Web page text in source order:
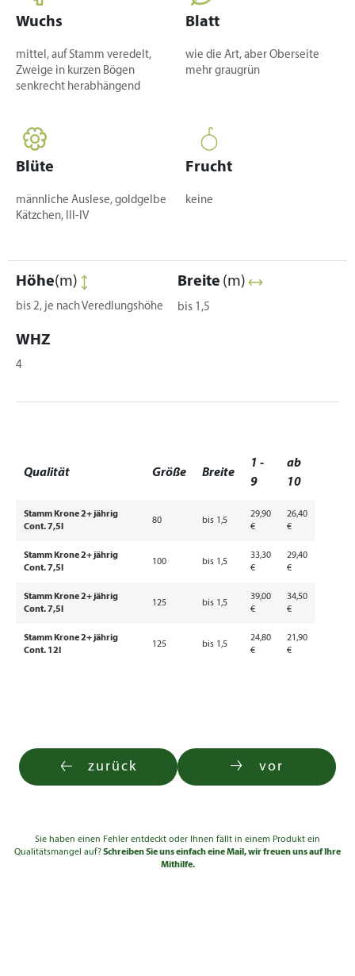
Wuchs
mittel, auf Stamm veredelt,
Zweige in kurzen Bögen
senkrecht herabhängend
Blatt
wie die Art, aber Oberseite
mehr graugrün
Blüte
männliche Auslese, goldgelbe
Kätzchen, III-IV
Frucht
keine
Höhe(m)
bis 2, je nach Veredlungshöhe
Breite (m)
bis 1,5
WHZ
4
Qualität Größe Breite
1 -
9
ab
10
Stamm Krone 2+ jährig
Cont. 7,5l
80 bis 1,5
29,90
€
26,40
€
Stamm Krone 2+ jährig
Cont. 7,5l
100 bis 1,5
33,30
€
29,40
€
Stamm Krone 2+ jährig
Cont. 7,5l
125 bis 1,5
39,00
€
34,50
€
Stamm Krone 2+ jährig
Cont. 12l
125 bis 1,5
24,80
€
21,90
€
zurück vor
Sie haben einen Fehler entdeckt oder Ihnen fällt in einem Produkt ein
Qualitätsmangel auf?Schreiben Sie uns einfach eine Mail, wir freuen uns auf Ihre
Mithilfe.